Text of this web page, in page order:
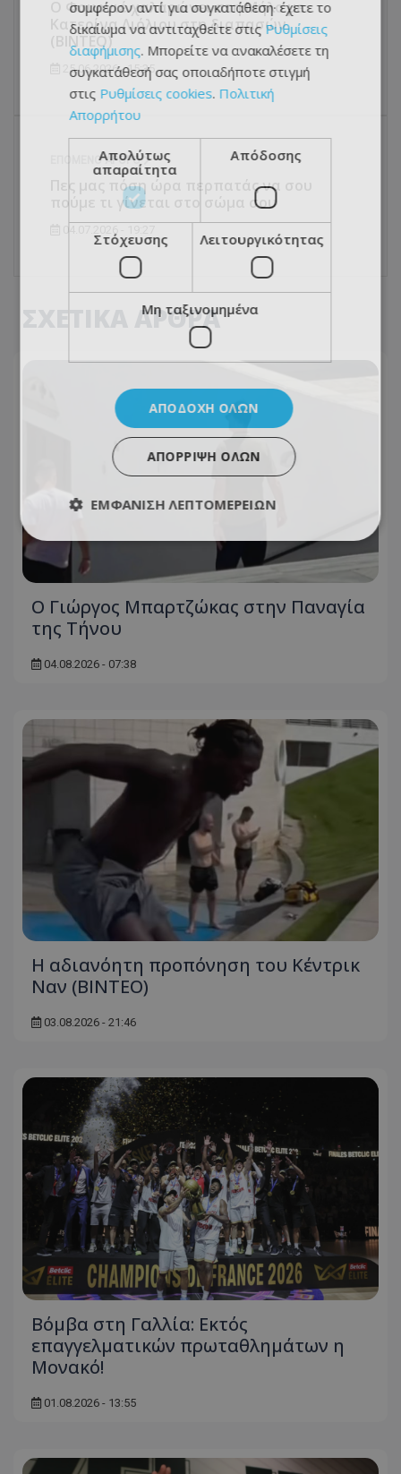
Ο Φουρνιέ χαλαρώνει στη Μήλο με...
Κατερίνα Λιόλιου στη διαπασών
(ΒΙΝΤΕΟ)
25.06.2026 - 15:35
ΕΠΌΜΕΝΟ ΆΡΘΡΟ
Πες μας πόση ώρα περπατάς να σου
πούμε τι γίνεται στο σώμα σου
ΣΧΕΤΙΚΑ ΑΡΘΡΑ
Ο Γιώργος Μπαρτζώκας στην Παναγία
της Τήνου
04.08.2026 - 07:38
Η αδιανόητη προπόνηση του Κέντρικ
Ναν (BINTEO)
03.08.2026 - 21:46
Βόμβα στη Γαλλία: Εκτός
επαγγελματικών πρωταθλημάτων η
Μονακό!
01.08.2026 - 13:55
συμφέρον αντί για συγκατάθεση· έχετε το
δικαίωμα να αντιταχθείτε στις Ρυθμίσεις
διαφήμισης. Μπορείτε να ανακαλέσετε τη
συγκατάθεσή σας οποιαδήποτε στιγμή
στις Ρυθμίσεις cookies. Πολιτική
Απορρήτου
Απολύτως
απαραίτητα
Απόδοσης
Στόχευσης Λειτουργικότητας
Μη ταξινομημένα
ΑΠΟΔΟΧΉ ΌΛΩΝ
ΑΠΌΡΡΙΨΗ ΌΛΩΝ
ΕΜΦΆΝΙΣΗ ΛΕΠΤΟΜΕΡΕΙΏΝ